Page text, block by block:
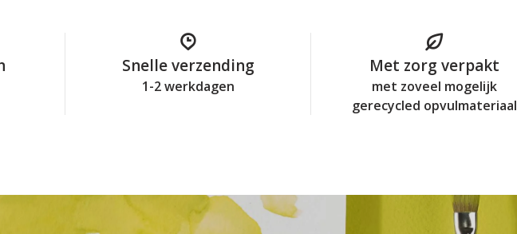
Snelle verzending
1-2 werkdagen
Met zorg verpakt
met zoveel mogelijk
gerecycled opvulmateriaal